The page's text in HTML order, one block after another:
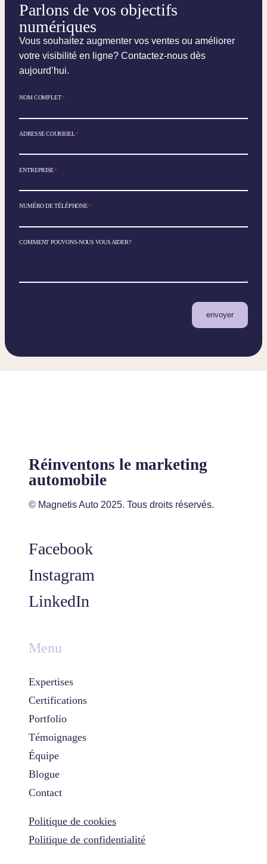
Parlons de vos objectifs
numériques
Vous souhaitez augmenter vos ventes ou améliorer
votre visibilité en ligne? Contactez-nous dès
aujourd’hui.
NOM COMPLET*
ADRESSE COURRIEL*
ENTREPRISE*
NUMÉRO DE TÉLÉPHONE*
COMMENT POUVONS-NOUS VOUS AIDER?
envoyer
Réinventons le marketing
automobile
© Magnetis Auto 2025. Tous droits réservés.
Facebook
Instagram
LinkedIn
Menu
Expertises
Certifications
Portfolio
Témoignages
Équipe
Blogue
Contact
Politique de cookies
Politique de confidentialité